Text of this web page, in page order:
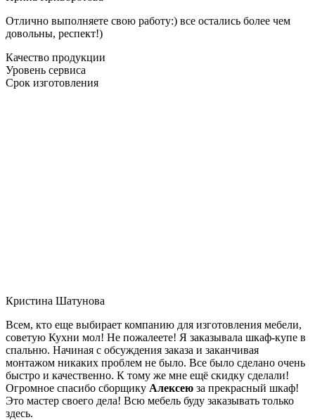
Отлично выполняете свою работу:) все остались более чем
довольны, респект!)
Качество продукции
Уровень сервиса
Срок изготовления
Кристина Шатунова
Всем, кто еще выбирает компанию для изготовления мебели,
советую Кухни мол! Не пожалеете! Я заказывала шкаф-купе в
спальню. Начиная с обсуждения заказа и заканчивая
монтажом никаких проблем не было. Все было сделано очень
быстро и качественно. К тому же мне ещё скидку сделали!
Огромное спасибо сборщику Алексею за прекрасный шкаф!
Это мастер своего дела! Всю мебель буду заказывать только
здесь.